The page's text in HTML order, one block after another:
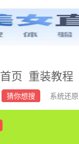
首页 重装教程
猜你想搜 系统还原